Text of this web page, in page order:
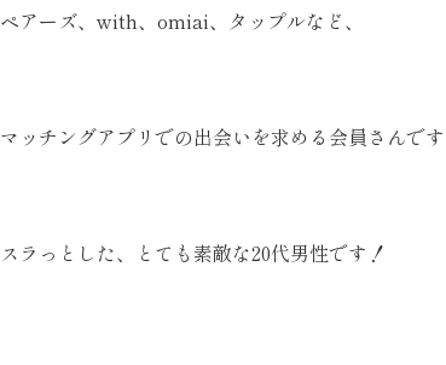
ペアーズ、with、omiai、タップルなど、
マッチングアプリでの出会いを求める会員さんで
スラっとした、とても素敵な20代男性です！